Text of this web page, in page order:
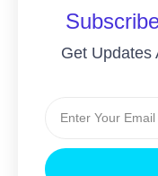
Get Updates